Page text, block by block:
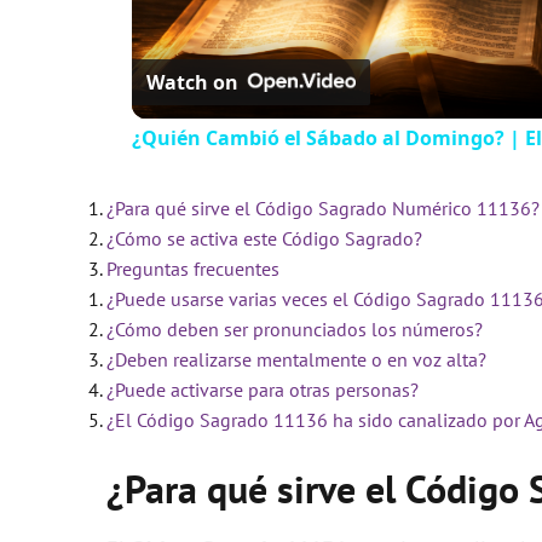
Watch on
¿Quién Cambió el Sábado al Domingo? |
¿Para qué sirve el Código Sagrado Numérico 11136?
¿Cómo se activa este Código Sagrado?
Preguntas frecuentes
¿Puede usarse varias veces el Código Sagrado
¿Cómo deben ser pronunciados los números?
¿Deben realizarse mentalmente o en voz alta?
¿Puede activarse para otras personas?
¿El Código Sagrado 11136 ha sido canalizado por
¿Para qué sirve el